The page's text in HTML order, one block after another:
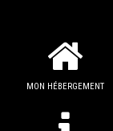
MON HÉBERGEMENT